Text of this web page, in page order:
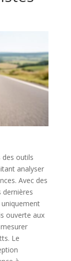
des outils
analyser
Avec des
dernières
ouverte aux
Le